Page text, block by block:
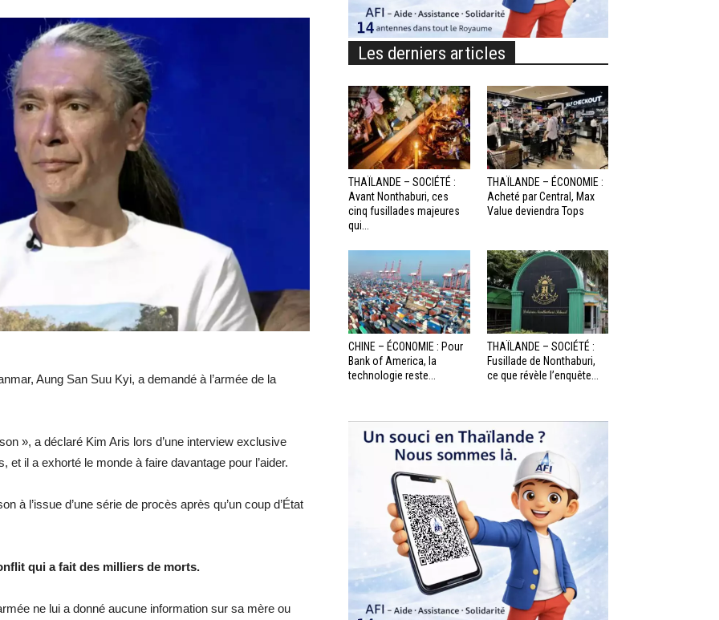
Aung San Suu Kyi, a demandé à l’armée de la
», a déclaré Kim Aris lors d’une interview exclusive
il a exhorté le monde à faire davantage pour l’aider.
à l’issue d’une série de procès après qu’un coup d’État
qui a fait des milliers de morts.
ne lui a donné aucune information sur sa mère ou
Les derniers articles
THAÏLANDE – SOCIÉTÉ :
Avant Nonthaburi, ces
cinq fusillades majeures
qui...
THAÏLANDE – ÉCONOMIE :
Acheté par Central, Max
Value deviendra Tops
CHINE – ÉCONOMIE : Pour
Bank of America, la
technologie reste...
THAÏLANDE – SOCIÉTÉ :
Fusillade de Nonthaburi,
ce que révèle l’enquête...